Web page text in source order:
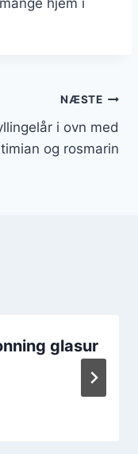
NÆSTE
i ovn med
timian og rosmarin
glasur